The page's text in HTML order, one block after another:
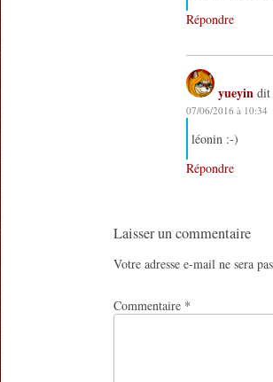
Répondre
yueyin
07/06/2016 à 10:34
léonin :-)
Répondre
Laisser un commentaire
Votre adresse e-mail ne sera
Commentaire *